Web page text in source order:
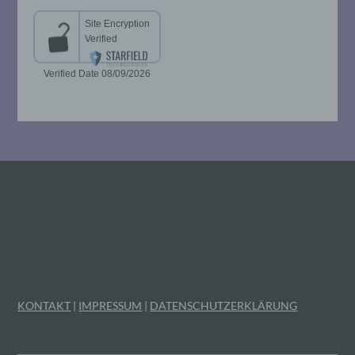
KONTAKT | IMPRESSUM | DATENSCHUTZERKLÄRUNG
Unionsrecht oder dem Recht der
Mitgliedstaaten vorgesehen werden.
h) Auftragsverarbeiter
Daten offengelegt werden, unabhängig
davon, ob es sich bei ihr um einen Dritten